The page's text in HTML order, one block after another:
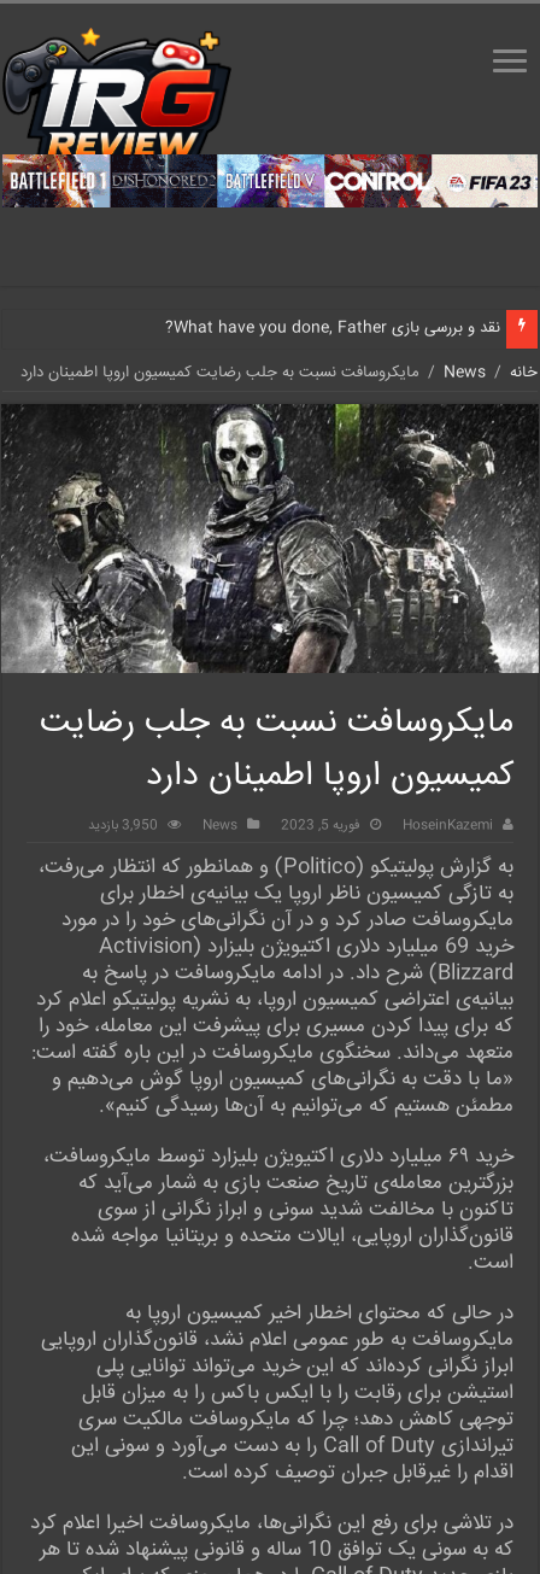
نقد و بررسی بازی What have you done, Father?
خانه /
News
/ مایکروسافت نسبت به جلب رضایت کمیسیون اروپا اطمینان دارد
مایکروسافت نسبت به جلب رضایت
کمیسیون اروپا اطمینان دارد
HoseinKazemi فوریه 5, 2023 News 3,950 بازدید
به گزارش پولیتیکو (Politico) و همانطور که انتظار می‌رفت،
به تازگی کمیسیون ناظر اروپا یک بیانیه‌ی اخطار برای
مایکروسافت صادر کرد و در آن نگرانی‌های خود را در مورد
خرید 69 میلیارد دلاری اکتیویژن بلیزارد (Activision
Blizzard) شرح داد. در ادامه مایکروسافت در پاسخ به
بیانیه‌ی اعتراضی کمیسیون اروپا، به نشریه پولیتیکو اعلام کرد
که برای پیدا کردن مسیری برای پیشرفت این معامله، خود را
متعهد می‌داند. سخنگوی مایکروسافت در این باره گفته است:
«ما با دقت به نگرانی‌های کمیسیون اروپا گوش می‌دهیم و
مطمئن هستیم که می‌توانیم به آن‌ها رسیدگی کنیم».
خرید ۶۹ میلیارد دلاری اکتیویژن بلیزارد توسط مایکروسافت،
بزرگترین معامله‌ی تاریخ صنعت بازی به شمار می‌آید که
تاکنون با مخالفت شدید سونی و ابراز نگرانی از سوی
قانون‌گذاران اروپایی، ایالات متحده و بریتانیا مواجه شده
است.
در حالی که محتوای اخطار اخیر کمیسیون اروپا به
مایکروسافت به طور عمومی اعلام نشد، قانون‌گذاران اروپایی
ابراز نگرانی کرده‌اند که این خرید می‌تواند توانایی پلی‌
استیشن برای رقابت را با ایکس باکس را به میزان قابل
توجهی کاهش دهد؛ چرا که مایکروسافت مالکیت سری
تیراندازی Call of Duty را به دست می‌آورد و سونی این
اقدام را غیرقابل جبران توصیف کرده است.
در تلاشی برای رفع این نگرانی‌ها، مایکروسافت اخیرا اعلام کرد
که به سونی یک توافق 10 ساله و قانونی پیشنهاد شده تا هر